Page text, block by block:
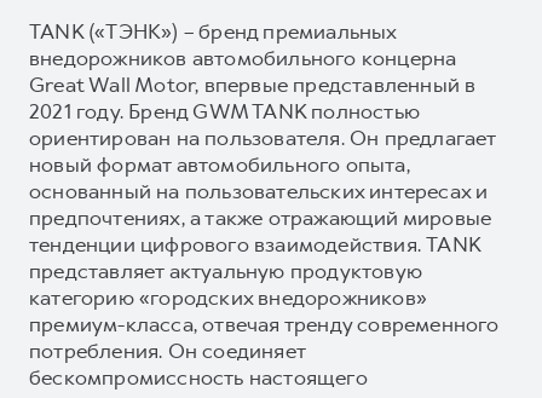
TANK («ТЭНК») – бренд премиальных
внедорожников автомобильного концерна
Great Wall Motor, впервые представленный в
2021 году. Бренд GWM TANK полностью
ориентирован на пользователя. Он предлагает
новый формат автомобильного опыта,
основанный на пользовательских интересах и
предпочтениях, а также отражающий мировые
тенденции цифрового взаимодействия. TANK
представляет актуальную продуктовую
категорию «городских внедорожников»
премиум-класса, отвечая тренду современного
потребления. Он соединяет
бескомпромиссность настоящего